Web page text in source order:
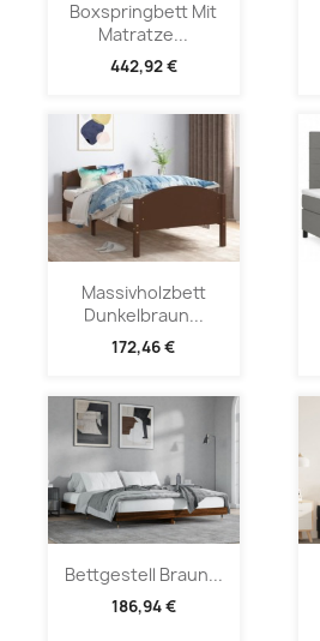
Boxspringbett Mit
Matratze...
442,92 €
Massivholzbett
Dunkelbraun...
172,46 €
Bettgestell Braun...
186,94 €